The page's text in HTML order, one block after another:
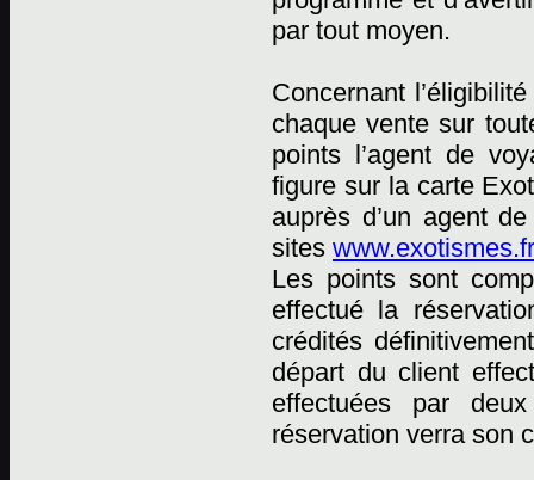
par tout moyen.
Concernant
chaque vente sur
points l’agent de
figure sur la carte
auprès d’un agent
sites
Les points sont
effectué la
crédités
départ du client
effectuées par
réservation verra son